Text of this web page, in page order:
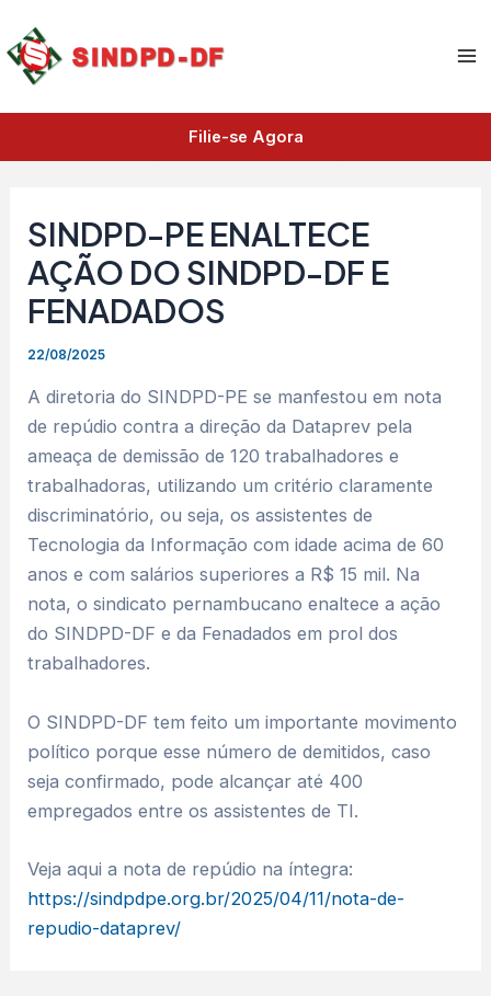
para
Filie-se Agora
SINDPD-PE ENALTECE
AÇÃO DO SINDPD-DF E
FENADADOS
22/08/2025
A diretoria do SINDPD-PE se manfestou em nota
de repúdio contra a direção da Dataprev pela
ameaça de demissão de 120 trabalhadores e
trabalhadoras, utilizando um critério claramente
discriminatório, ou seja, os assistentes de
Tecnologia da Informação com idade acima de 60
anos e com salários superiores a R$ 15 mil. Na
nota, o sindicato pernambucano enaltece a ação
do SINDPD-DF e da Fenadados em prol dos
trabalhadores.
O SINDPD-DF tem feito um importante movimento
político porque esse número de demitidos, caso
seja confirmado, pode alcançar até 400
empregados entre os assistentes de TI.
Veja aqui a nota de repúdio na íntegra:
https://sindpdpe.org.br/2025/04/11/nota-de-
repudio-dataprev/
r
q
u
v
s